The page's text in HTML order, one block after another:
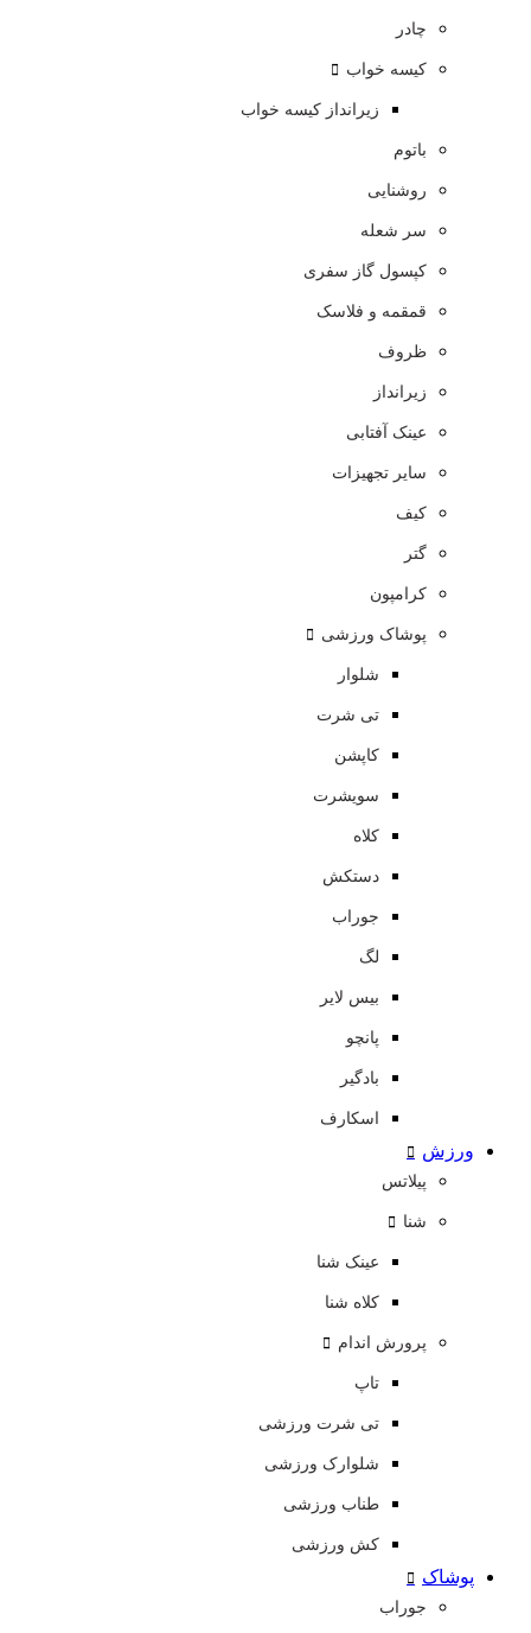
چادر
کیسه خواب
زیرانداز کیسه خواب
باتوم
روشنایی
سر شعله
کپسول گاز سفری
قمقمه و فلاسک
ظروف
زیرانداز
عینک آفتابی
سایر تجهیزات
کیف
گتر
کرامپون
پوشاک ورزشی
شلوار
تی شرت
کاپشن
سویشرت
کلاه
دستکش
جوراب
لگ
بیس لایر
پانچو
بادگیر
اسکارف
ورزش
پیلاتس
شنا
عینک شنا
کلاه شنا
پرورش اندام
تاپ
تی شرت ورزشی
شلوارک ورزشی
طناب ورزشی
کش ورزشی
پوشاک
جوراب